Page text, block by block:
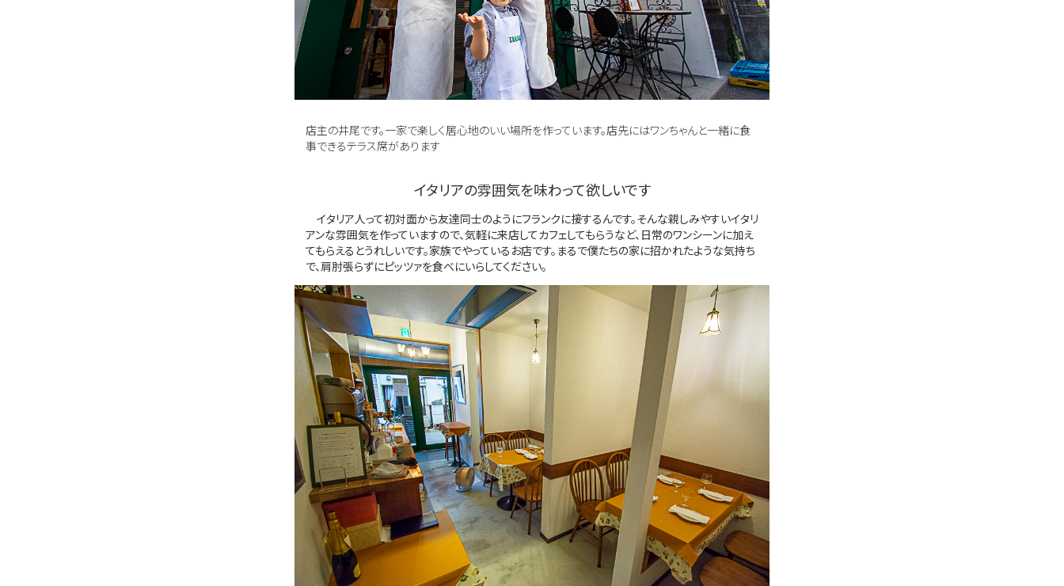
店主の井尾です。一家で楽しく居心地のいい場所を作っています。店先にはワンちゃんと一緒に食
事できるテラス席があります
イタリアの雰囲気を味わって欲しいです
イタリア人って初対面から友達同士のようにフランクに接するんです。そんな親しみやすいイタリ
アンな雰囲気を作っていますので、気軽に来店してカフェしてもらうなど、日常のワンシーンに加え
てもらえるとうれしいです。家族でやっているお店です。まるで僕たちの家に招かれたような気持ち
で、肩肘張らずにピッツァを食べにいらしてください。